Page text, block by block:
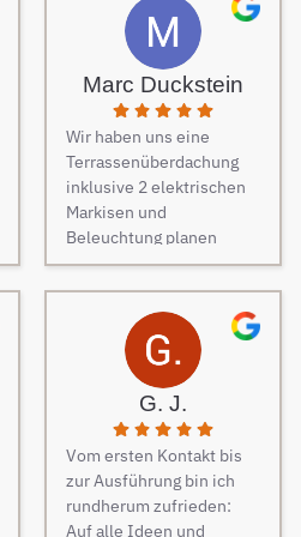
von Freunden haben wir
unseren Zaun bei Berg
Zäune beauftragt und es
keine Sekunde bereut.
Dieser Tipp war wirklich
Gold wert! Von Angebot
bis zur Fertigstellung des
Zauns, verlief alles
absolut reibungslos. Alle
Fragen wurden im
Vorfeld schnell
beantwortet, auf
Sonderwünsche wurde
eingegangen und
Verständigungsprobleme
gab es auch keine, ganz
zu schweigen davon,
dass der Preis auch
unschlagbar war. Die 2
Männer, die vor Ort waren
und den Zaun aufgestellt
Marc Duckstein
Wir haben uns eine
Terrassenüberdachung
inklusive 2 elektrischen
Markisen und
Beleuchtung planen
lassen. Es war vom
ersten Kontakt bis zur
finalen Ausführung des
Projektes eine
reibungslose
Kommunikation. Sehr
freundlich und man ist
auch auf jeden Wunsch
eingegangen. Bei der
Montage der
Überdachung waren 4
G. J.
Vom ersten Kontakt bis
zur Ausführung bin ich
rundherum zufrieden:
Auf alle Ideen und